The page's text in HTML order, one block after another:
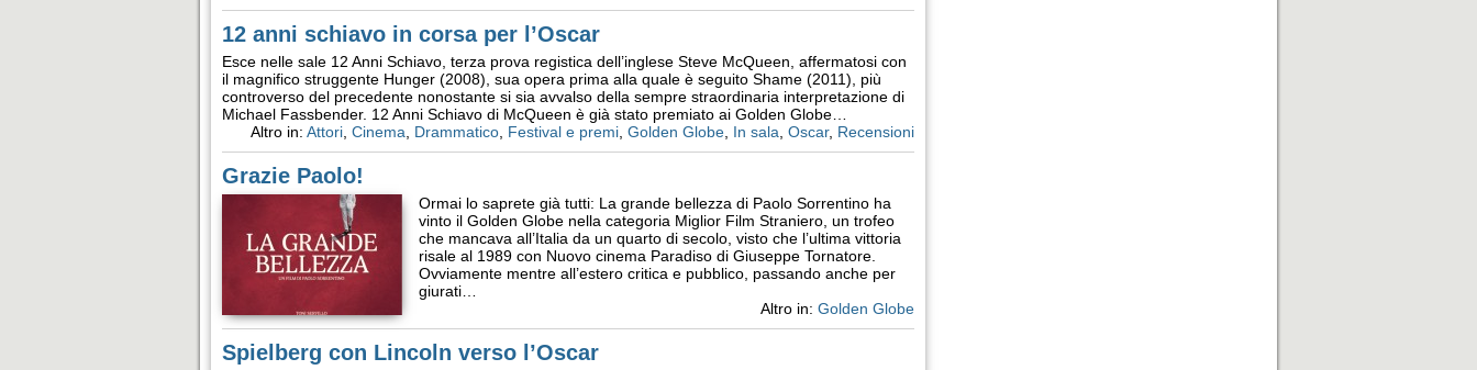
12 anni schiavo in corsa per l’Oscar
Esce nelle sale 12 Anni Schiavo, terza prova registica dell’inglese Steve McQueen, affermatosi con
il magnifico struggente Hunger (2008), sua opera prima alla quale è seguito Shame (2011), più
controverso del precedente nonostante si sia avvalso della sempre straordinaria interpretazione di
Michael Fassbender. 12 Anni Schiavo di McQueen è già stato premiato ai Golden Globe…
Altro in: Attori Cinema Drammatico Festival e premi Golden Globe In sala Oscar, Recensioni
Grazie Paolo!
Ormai lo saprete già tutti: La grande bellezza di Paolo Sorrentino ha
vinto il Golden Globe nella categoria Miglior Film Straniero, un trofeo
che mancava all’Italia da un quarto di secolo, visto che l’ultima vittoria
risale al 1989 con Nuovo cinema Paradiso di Giuseppe Tornatore.
Ovviamente mentre all’estero critica e pubblico, passando anche per
giurati…
Altro in: Golden Globe
Spielberg con Lincoln verso l’Oscar